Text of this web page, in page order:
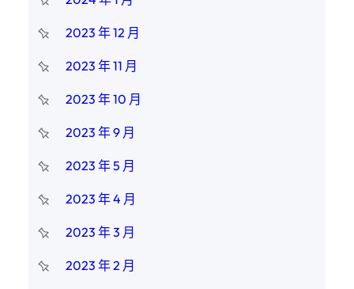
2023 年 12 月
2023 年 11 月
2023 年 10 月
2023 年 9 月
2023 年 5 月
2023 年 4 月
2023 年 3 月
2023 年 2 月